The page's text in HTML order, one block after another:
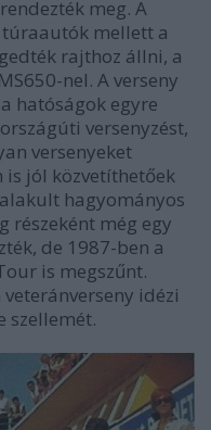
meg. A
túraautók mellett a
rajthoz állni, a
nel. A verseny
hatóságok egyre
versenyzést,
versenyeket
jól közvetíthetőek
hagyományos
részeként még egy
de 1987-ben a
is megszűnt.
idézi
szellemét.